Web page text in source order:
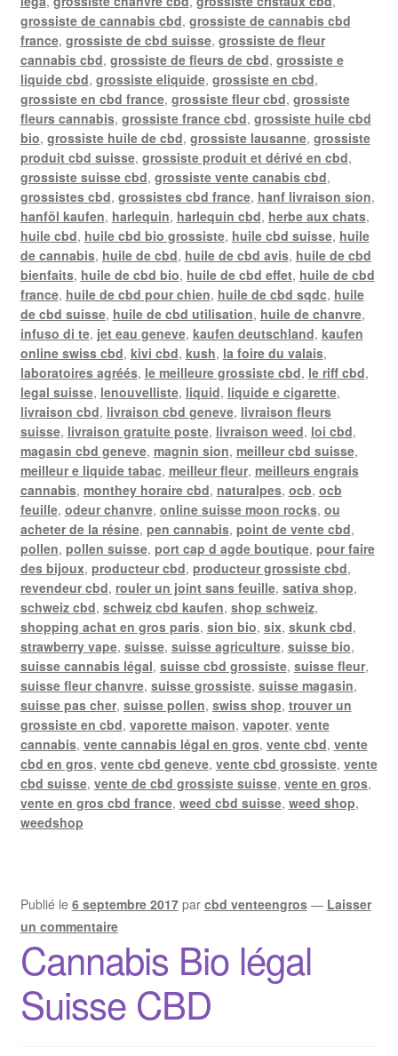
grossiste de cannabis cbd, grossiste de cannabis cbd
france, grossiste de cbd suisse, grossiste de fleur
cannabis cbd, grossiste de fleurs de cbd, grossiste e
liquide cbd, grossiste eliquide, grossiste en cbd,
grossiste en cbd france, grossiste fleur cbd, grossiste
fleurs cannabis, grossiste france cbd, grossiste huile cbd
bio, grossiste huile de cbd, grossiste lausanne, grossiste
produit cbd suisse, grossiste produit et dérivé en cbd,
grossiste suisse cbd, grossiste vente canabis cbd,
grossistes cbd, grossistes cbd france, hanf livraison sion,
hanföl kaufen, harlequin, harlequin cbd, herbe aux chats,
huile cbd, huile cbd bio grossiste, huile cbd suisse, huile
de cannabis, huile de cbd, huile de cbd avis, huile de cbd
bienfaits, huile de cbd bio, huile de cbd effet, huile de cbd
france, huile de cbd pour chien, huile de cbd sqdc, huile
de cbd suisse, huile de cbd utilisation, huile de chanvre,
infuso di te, jet eau geneve, kaufen deutschland, kaufen
online swiss cbd, kivi cbd, kush, la foire du valais,
laboratoires agréés, le meilleure grossiste cbd, le riff cbd,
legal suisse, lenouvelliste, liquid, liquide e cigarette,
livraison cbd, livraison cbd geneve, livraison fleurs
suisse, livraison gratuite poste, livraison weed, loi cbd,
magasin cbd geneve, magnin sion, meilleur cbd suisse,
meilleur e liquide tabac, meilleur fleur, meilleurs engrais
cannabis, monthey horaire cbd, naturalpes, ocb, ocb
feuille, odeur chanvre, online suisse moon rocks, ou
acheter de la résine, pen cannabis, point de vente cbd,
pollen, pollen suisse, port cap d agde boutique, pour faire
des bijoux, producteur cbd, producteur grossiste cbd,
revendeur cbd, rouler un joint sans feuille, sativa shop,
schweiz cbd, schweiz cbd kaufen, shop schweiz,
shopping achat en gros paris, sion bio, six, skunk cbd,
strawberry vape, suisse, suisse agriculture, suisse bio,
suisse cannabis légal, suisse cbd grossiste, suisse fleur,
suisse fleur chanvre, suisse grossiste, suisse magasin,
suisse pas cher, suisse pollen, swiss shop, trouver un
grossiste en cbd, vaporette maison, vapoter, vente
cannabis, vente cannabis légal en gros, vente cbd, vente
cbd en gros, vente cbd geneve, vente cbd grossiste, vente
cbd suisse, vente de cbd grossiste suisse, vente en gros,
vente en gros cbd france, weed cbd suisse, weed shop,
weedshop
Publié le 6 septembre 2017 par cbd venteengros — Laisser
un commentaire
Cannabis Bio légal
Suisse CBD